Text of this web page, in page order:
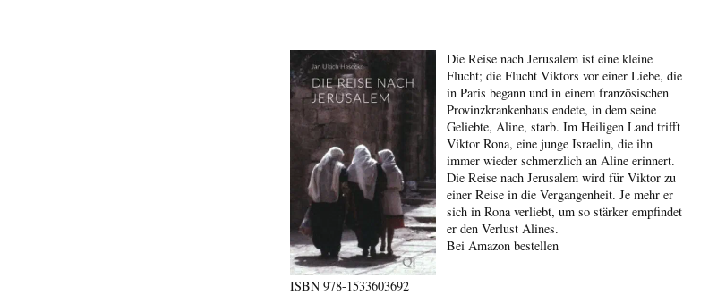
ISBN978-1533603692
Die Reise nach Jerusalem ist eine kleine
Flucht; die Flucht Viktors vor einer Liebe, die
in Paris begann und in einem französischen
Provinzkrankenhaus endete, in dem seine
Geliebte, Aline, starb. Im Heiligen Land trifft
Viktor Rona, eine junge Israelin, die ihn
immer wieder schmerzlich an Aline erinnert.
Die Reise nach Jerusalem wird für Viktor zu
einer Reise in die Vergangenheit. Je mehr er
sich in Rona verliebt, um so stärker empfindet
er den Verlust Alines.
Bei Amazon bestellen